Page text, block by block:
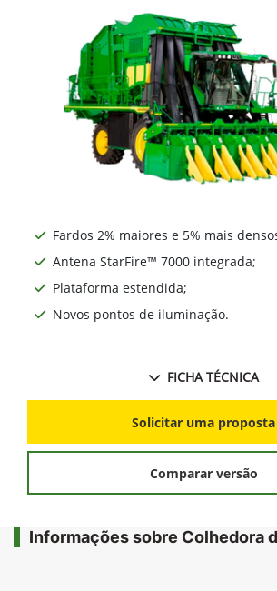
Fardos 2% maiores e 5% mais
Antena StarFire™ 7000 integrada;
Plataforma estendida;
Novos pontos de iluminação.
FICHA TÉCNICA
Solicitar uma proposta
Comparar versão
Informações sobre Colhedora